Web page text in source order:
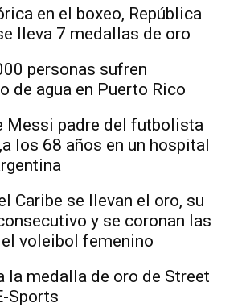
en el boxeo, República
lleva 7 medallas de oro
personas sufren
de agua en Puerto Rico
Messi padre del futbolista
los 68 años en un hospital
Caribe se llevan el oro, su
y se coronan las
voleibol femenino
la medalla de oro de Street
Sports